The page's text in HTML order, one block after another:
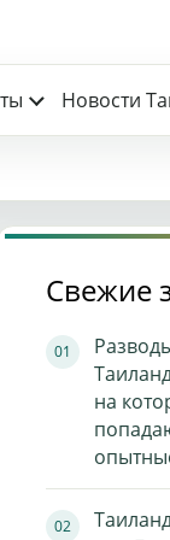
Новости
Свежие
на